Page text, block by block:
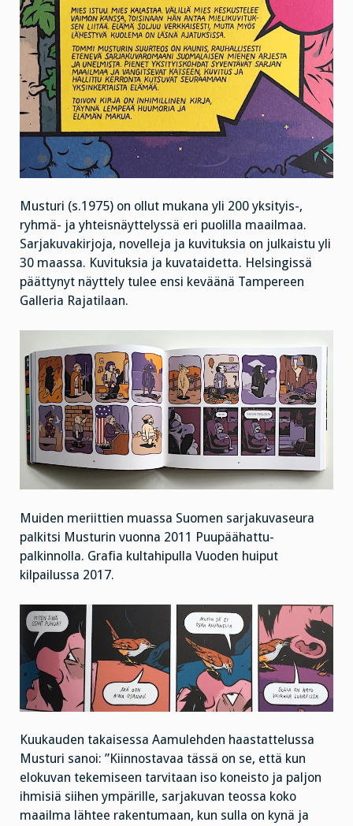
Musturi (s.1975) on ollut mukana yli 200 yksityis-,
ryhmä- ja yhteisnäyttelyssä eri puolilla maailmaa.
Sarjakuvakirjoja, novelleja ja kuvituksia on julkaistu yli
30 maassa. Kuvituksia ja kuvataidetta. Helsingissä
päättynyt näyttely tulee ensi keväänä Tampereen
Galleria Rajatilaan.
Muiden meriittien muassa Suomen sarjakuvaseura
palkitsi Musturin vuonna 2011 Puupäähattu-
palkinnolla. Grafia kultahipulla Vuoden huiput
kilpailussa 2017.
Kuukauden takaisessa Aamulehden haastattelussa
Musturi sanoi: ”Kiinnostavaa tässä on se, että kun
elokuvan tekemiseen tarvitaan iso koneisto ja paljon
ihmisiä siihen ympärille, sarjakuvan teossa koko
maailma lähtee rakentumaan, kun sulla on kynä ja